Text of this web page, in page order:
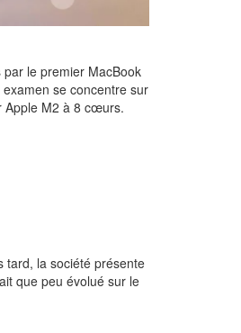
le premier MacBook
se concentre sur
Apple M2 à 8 cœurs.
tard, la société présente
que peu évolué sur le